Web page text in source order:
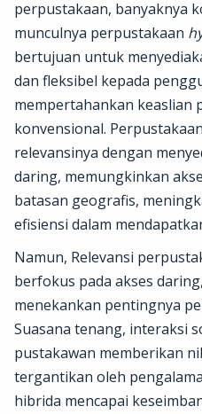
perpustakaan, banyaknya
munculnya perpustakaan
bertujuan untuk
dan fleksibel kepada
mempertahankan keaslian
konvensional.
relevansinya dengan
daring, memungkinkan
batasan geografis,
efisiensi dalam
Namun, Relevansi
berfokus pada akses
menekankan pentingnya
Suasana tenang, interaksi
pustakawan memberikan
tergantikan oleh
hibrida mencapai